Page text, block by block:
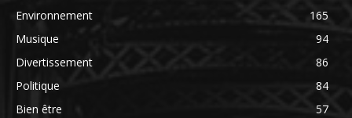
Environnement
165
Musique
94
Divertissement
86
Politique
84
Bien être
57